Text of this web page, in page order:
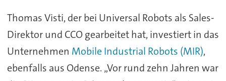
Thomas Visti, der bei Universal Robots als Sales-
Direktor und CCO gearbeitet hat, investiert in das
Unternehmen Mobile Industrial Robots (MIR),
ebenfalls aus Odense. „Vor rund zehn Jahren war